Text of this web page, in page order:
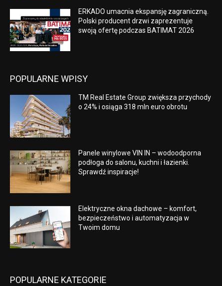
ERKADO umacnia ekspansję zagraniczną.
Polski producent drzwi zaprezentuje
swoją ofertę podczas BATIMAT 2026
POPULARNE WPISY
TM Real Estate Group zwiększa przychody
o 24% i osiąga 318 mln euro obrotu
Panele winylowe VIN IN – wodoodporna
podłoga do salonu, kuchni i łazienki.
Sprawdź inspiracje!
Elektryczne okna dachowe – komfort,
bezpieczeństwo i automatyzacja w
Twoim domu
POPULARNE KATEGORIE